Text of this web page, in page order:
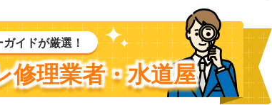
イドが厳選！
修理業者・水道屋